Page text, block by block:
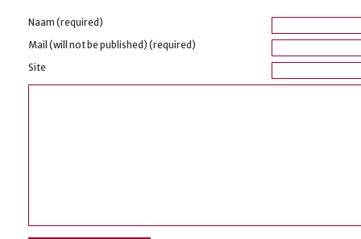
Naam (required)
Mail (will not be published) (required)
Site